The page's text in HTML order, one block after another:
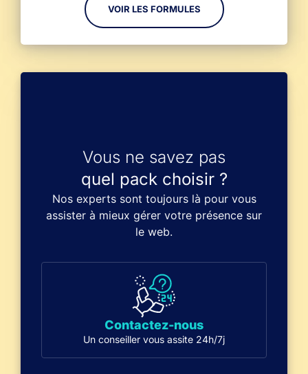
VOIR LES FORMULES
Vous ne savez pas
quel pack choisir ?
Nos experts sont toujours là pour vous
assister à mieux gérer votre présence sur
le web.
Contactez-nous
Un conseiller vous assite 24h/7j